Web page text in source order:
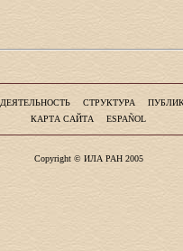
ДЕЯТЕЛЬНОСТЬ СТРУКТУРА
КАРТА САЙТА
ESPAÑOL
Copyright © ИЛА РАН 2005